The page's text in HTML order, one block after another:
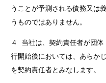
うことが予測される債務又は
うものではありません。
４ 当社は、契約責任者が団
行開始後においては、あらか
を契約責任者とみなします。